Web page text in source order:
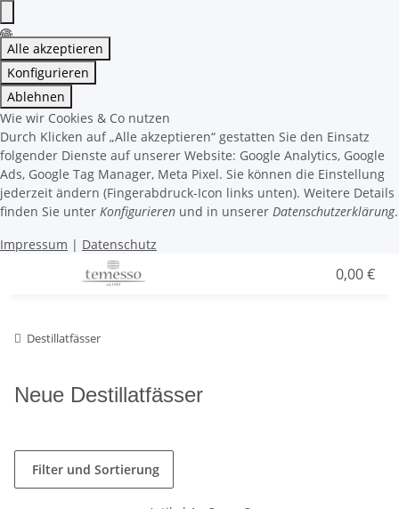
Alle akzeptieren
Konfigurieren
Ablehnen
Wie wir Cookies & Co nutzen
Durch Klicken auf „Alle akzeptieren“ gestatten Sie den Einsatz
folgender Dienste auf unserer Website: Google Analytics, Google
Ads, Google Tag Manager, Meta Pixel. Sie können die Einstellung
jederzeit ändern (Fingerabdruck-Icon links unten). Weitere Details
finden Sie unter Konfigurieren und in unserer Datenschutzerklärung.
Impressum | Datenschutz
0,00 €
Destillatfässer
Neue Destillatfässer
Filter und Sortierung